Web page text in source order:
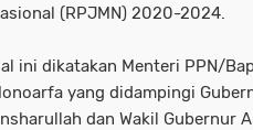
(RPJMN) 2020-2024.
ini dikatakan Menteri PPN/
yang didampingi
dan Wakil Gubernur